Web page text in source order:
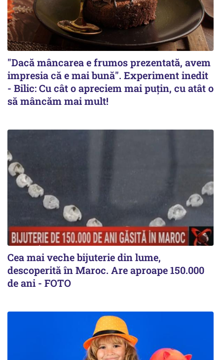
"Dacă mâncarea e frumos prezentată, avem
impresia că e mai bună". Experiment inedit
- Bilic: Cu cât o apreciem mai puțin, cu atât o
să mâncăm mai mult!
Cea mai veche bijuterie din lume,
descoperită în Maroc. Are aproape 150.000
de ani - FOTO